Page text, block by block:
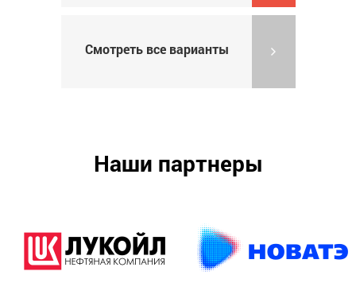
Смотреть все варианты
Наши партнеры